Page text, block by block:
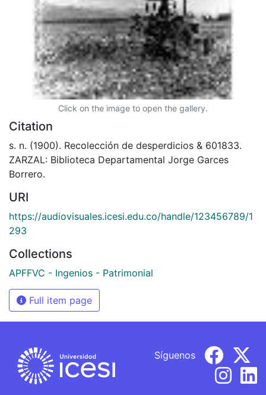
Click on the image to open the gallery.
Citation
s. n. (1900). Recolección de desperdicios & 601833.
ZARZAL: Biblioteca Departamental Jorge Garces
Borrero.
URI
https://audiovisuales.icesi.edu.co/handle/123456789/1
293
Collections
APFFVC - Ingenios - Patrimonial
Full item page
Síguenos